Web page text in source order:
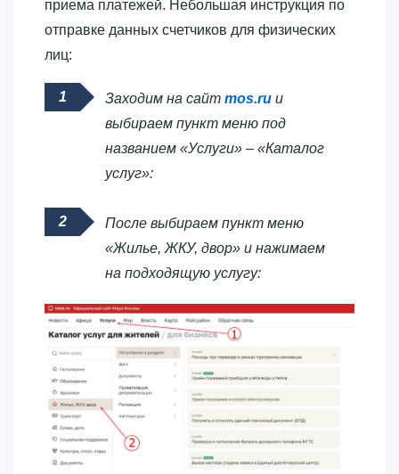
приема платежей. Небольшая инструкция по
отправке данных счетчиков для физических
лиц:
Заходим на сайт mos.ru и
выбираем пункт меню под
названием «Услуги» – «Каталог
услуг»:
После выбираем пункт меню
«Жилье, ЖКУ, двор» и нажимаем
на подходящую услугу: